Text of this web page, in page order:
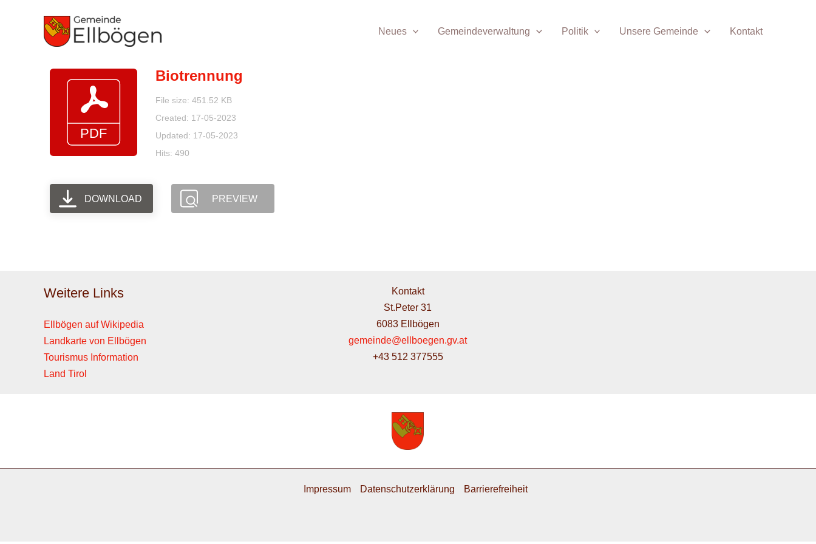
Neues Gemeindeverwaltung Politik Unsere Gemeinde Kontakt
Biotrennung
File size: 451.52 KB
Created: 17-05-2023
Updated: 17-05-2023
Hits: 490
DOWNLOAD PREVIEW
Weitere Links
Ellbögen auf Wikipedia
Landkarte von Ellbögen
Tourismus Information
Land Tirol
Kontakt
St.Peter 31
6083 Ellbögen
gemeinde@ellboegen.gv.at
+43 512 377555
Impressum Datenschutzerklärung Barrierefreiheit